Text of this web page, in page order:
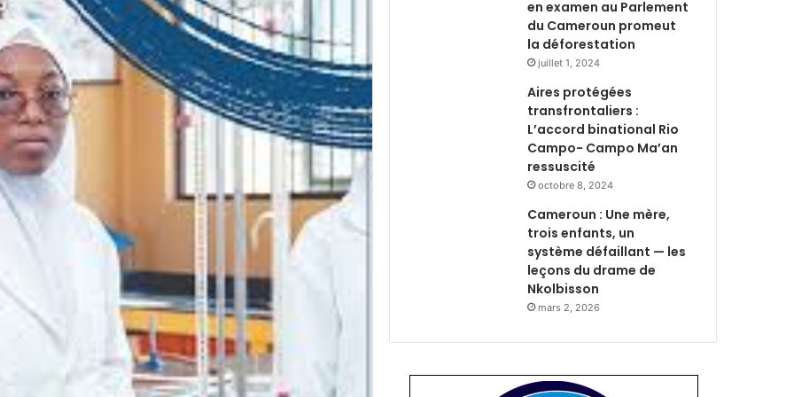
en examen au Parlement
du Cameroun promeut
la déforestation
juillet 1, 2024
Aires protégées
transfrontaliers :
L’accord binational Rio
Campo- Campo Ma’an
ressuscité
octobre 8, 2024
Cameroun : Une mère,
trois enfants, un
système défaillant — les
leçons du drame de
Nkolbisson
mars 2, 2026